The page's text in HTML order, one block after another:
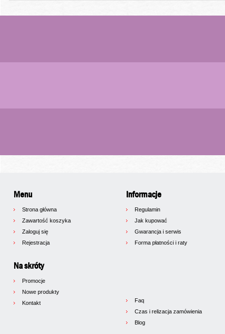
Menu
Strona główna
Zawartość koszyka
Zaloguj się
Rejestracja
Na skróty
Promocje
Nowe produkty
Kontakt
Informacje
Regulamin
Jak kupować
Gwarancja i serwis
Forma płatności i raty
Faq
Czas i relizacja zamówienia
Blog